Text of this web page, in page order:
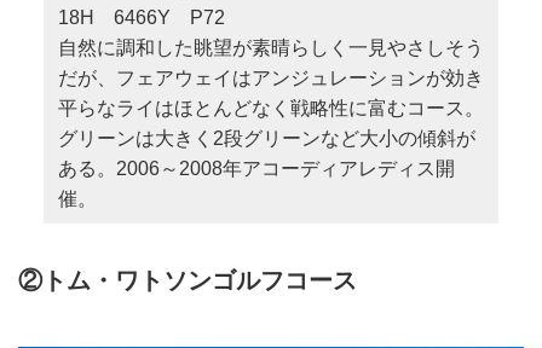
18H 6466Y P72
自然に調和した眺望が素晴らしく一見やさしそう
だが、フェアウェイはアンジュレーションが効き
平らなライはほとんどなく戦略性に富むコース。
グリーンは大きく2段グリーンなど大小の傾斜が
ある。2006～2008年アコーディアレディス開
催。
②トム・ワトソンゴルフコース